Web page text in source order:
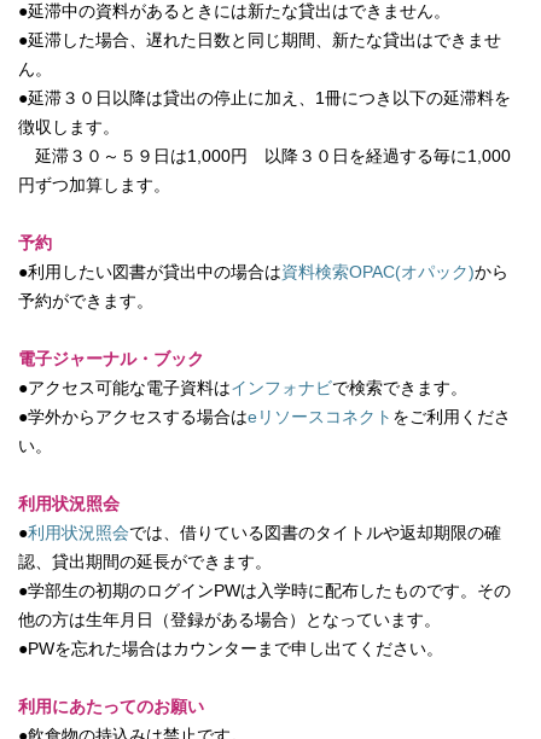
●延滞中の資料があるときには新たな貸出はできません。
●延滞した場合、遅れた日数と同じ期間、新たな貸出はできませ
ん。
●延滞３０日以降は貸出の停止に加え、1冊につき以下の延滞料を
徴収します。
延滞３０～５９日は1,000円 以降３０日を経過する毎に1,000
円ずつ加算します。
予約
●利用したい図書が貸出中の場合は資料検索OPAC(オパック)から
予約ができます。
電子ジャーナル・ブック
●アクセス可能な電子資料はインフォナビで検索できます。
●学外からアクセスする場合はeリソースコネクト をご利用くださ
い。
利用状況照会
●利用状況照会では、借りている図書のタイトルや返却期限の確
認、貸出期間の延長ができます。
●学部生の初期のログインPWは入学時に配布したものです。その
他の方は生年月日（登録がある場合）となっています。
●PWを忘れた場合はカウンターまで申し出てください。
利用にあたってのお願い